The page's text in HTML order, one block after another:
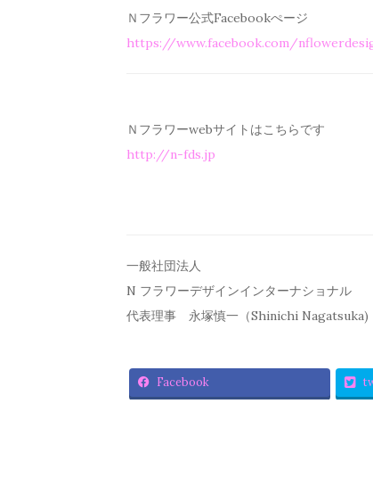
Ｎフラワー公式Facebookぺージ
https://www.facebook.com/
Ｎフラワーwebサイトはこちらです
http://n-fds.jp
一般社団法人
N フラワーデザインインターナショナル
代表理事 永塚慎一（Shinichi Nagatsuka)
Facebook